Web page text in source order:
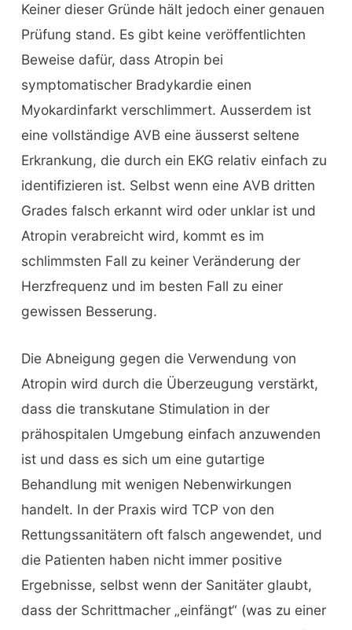
Keiner dieser Gründe hält jedoch einer genauen
Prüfung stand. Es gibt keine veröffentlichten
Beweise dafür, dass Atropin bei
symptomatischer Bradykardie einen
Myokardinfarkt verschlimmert. Ausserdem ist
eine vollständige AVB eine äusserst seltene
Erkrankung, die durch ein EKG relativ einfach zu
identifizieren ist. Selbst wenn eine AVB dritten
Grades falsch erkannt wird oder unklar ist und
Atropin verabreicht wird, kommt es im
schlimmsten Fall zu keiner Veränderung der
Herzfrequenz und im besten Fall zu einer
gewissen Besserung.
Die Abneigung gegen die Verwendung von
Atropin wird durch die Überzeugung verstärkt,
dass die transkutane Stimulation in der
prähospitalen Umgebung einfach anzuwenden
ist und dass es sich um eine gutartige
Behandlung mit wenigen Nebenwirkungen
handelt. In der Praxis wird TCP von den
Rettungssanitätern oft falsch angewendet, und
die Patienten haben nicht immer positive
Ergebnisse, selbst wenn der Sanitäter glaubt,
dass der Schrittmacher „einfängt“ (was zu einer